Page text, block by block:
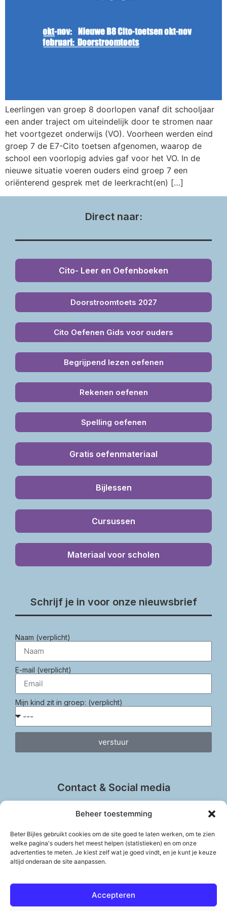
Beheer toestemming
Beter Bijles gebruikt cookies om de site goed te laten werken, om te zien
welke pagina's ouders het meest helpen (statistieken) en om onze
advertenties te meten. Je kiest zelf wat je goed vindt, en je kunt je keuze
altijd onderaan de site aanpassen.
Accepteren
Leerlingen van groep 8 doorlopen vanaf dit schooljaar
een ander traject om uiteindelijk door te stromen naar
het voortgezet onderwijs (VO). Voorheen werden eind
groep 7 de E7-Cito toetsen afgenomen, waarop de
school een voorlopig advies gaf voor het VO. In de
nieuwe situatie voeren ouders eind groep 7 een
oriënterend gesprek met de leerkracht(en) […]
Direct naar:
Cito- Leer en Oefenboeken
Doorstroomtoets 2027
Cito Oefenen Gids voor ouders
Begrijpend lezen oefenen
Rekenen oefenen
Spelling oefenen
Gratis oefenmateriaal
Bijlessen
Cursussen
Materiaal voor scholen
Schrijf je in voor onze nieuwsbrief
Naam (verplicht)
E-mail (verplicht)
Mijn kind zit in groep: (verplicht)
verstuur
Contact & Social media
info@beter-bijles.nl
Vul het contactformulier in